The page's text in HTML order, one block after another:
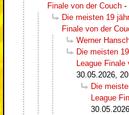
Finale von der Couch -
Die meisten 19
Finale von der
Werner
Die meisten
League
30.05.2026,
Die
League